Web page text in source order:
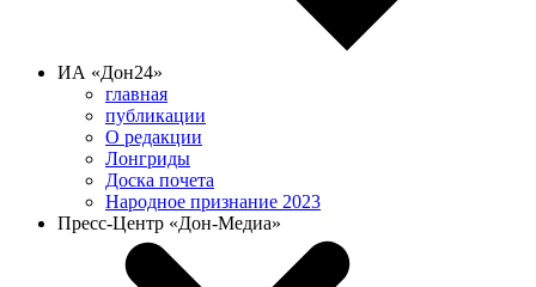
ИА «Дон24»
главная
публикации
О редакции
Лонгриды
Доска почета
Народное признание 2023
Пресс-Центр «Дон-Медиа»